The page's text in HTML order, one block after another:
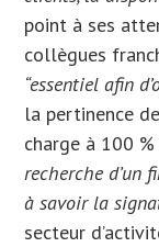
point à ses
collègues
“essentiel afin
la pertinence
charge à 100
recherche d’un
à savoir la
secteur